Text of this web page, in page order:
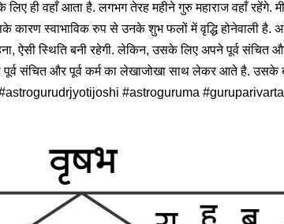
लिए ही वहाँ आता है. लगभग तेरह महीने गुरु महाराज वहाँ रहेंगे.
कारण स्वाभाविक रुप से उनके शुभ फलों में वृद्धि होनेवाली है.
ऐसी स्थिति बनी रहेगी. लेकिन, उसके लिए अपने पूर्व संचित और
संचित और पूर्व कर्म का लेखाजोखा साथ लेकर आते है.
#astroguruma